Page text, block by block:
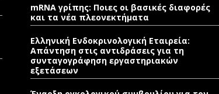
mRNA γρίπης: Ποιες οι βασικές διαφορές
και τα νέα πλεονεκτήματα
Ελληνική Ενδοκρινολογική Εταιρεία:
Απάντηση στις αντιδράσεις για τη
συνταγογράφηση εργαστηριακών
εξετάσεων